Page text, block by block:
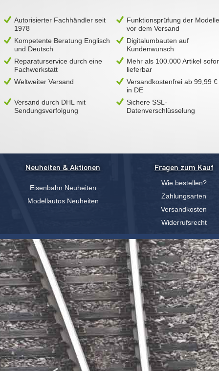
Autorisierter Fachhändler seit
1978
Funktionsprüfung der Modelle
vor dem Versand
Kompetente Beratung Englisch
und Deutsch
Digitalumbauten auf
Kundenwunsch
Reparaturservice durch eine
Fachwerkstatt
Mehr als 100.000 Artikel
lieferbar
Weltweiter Versand
Versandkostenfrei ab 99,99 €
in DE
Versand durch DHL mit
Sendungsverfolgung
Sichere SSL-
Datenverschlüsselung
Neuheiten & Aktionen
Eisenbahn Neuheiten
Modellautos Neuheiten
Fragen zum Kauf
Wie bestellen?
Zahlungsarten
Versandkosten
Widerrufsrecht